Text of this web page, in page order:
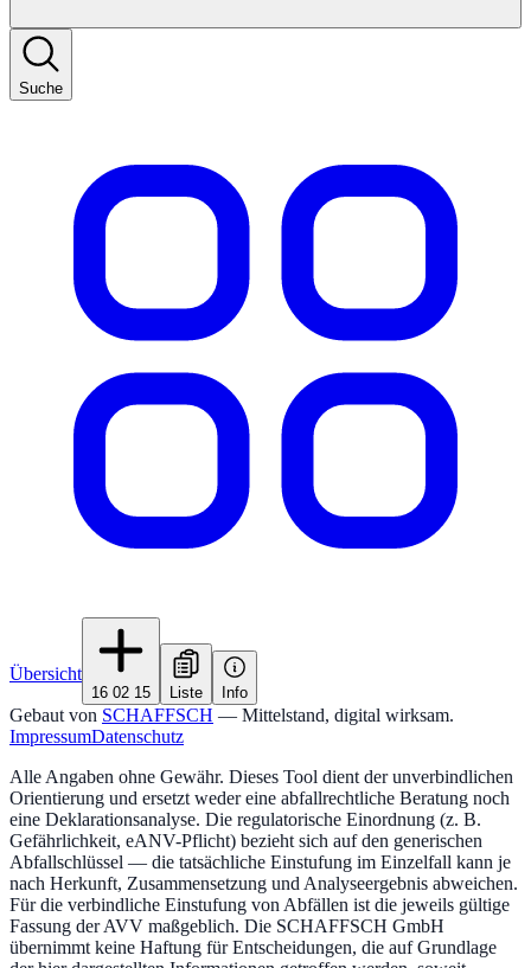
Suche
Übersicht
16 02 15 Liste Info
Gebaut von SCHAFFSCH — Mittelstand, digital wirksam.
ImpressumDatenschutz
Alle Angaben ohne Gewähr. Dieses Tool dient der unverbindlichen
Orientierung und ersetzt weder eine abfallrechtliche Beratung noch
eine Deklarationsanalyse. Die regulatorische Einordnung (z. B.
Gefährlichkeit, eANV-Pflicht) bezieht sich auf den generischen
Abfallschlüssel — die tatsächliche Einstufung im Einzelfall kann je
nach Herkunft, Zusammensetzung und Analyseergebnis abweichen.
Für die verbindliche Einstufung von Abfällen ist die jeweils gültige
Fassung der AVV maßgeblich. Die SCHAFFSCH GmbH
übernimmt keine Haftung für Entscheidungen, die auf Grundlage